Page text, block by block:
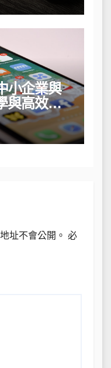
小企業與
與高效策
址不會公開。 必